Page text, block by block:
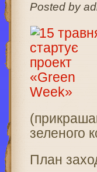
Posted by
зеленого
План